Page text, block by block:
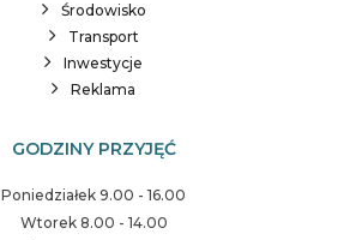
Środowisko
Transport
Inwestycje
Reklama
GODZINY PRZYJĘĆ
Poniedziałek 9.00 - 16.00
Wtorek 8.00 - 14.00